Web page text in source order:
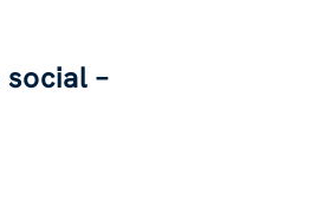
–